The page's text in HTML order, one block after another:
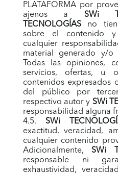
PLATAFORMA por
ajenos a SWi
TECNOLOGÍASno
sobre el contenido
cualquier
material generado y/o
Todas las opiniones,
servicios, ofertas, u
contenidos expresados
del público por
respectivo autor y SWi
responsabilidad alguna
4.5. SWi
exactitud, veracidad,
cualquier contenido
Adicionalmente, SWi
responsable ni
exhaustividad,